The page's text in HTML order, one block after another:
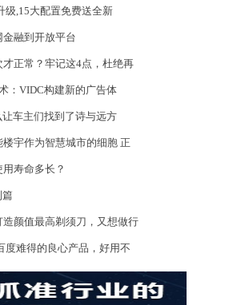
级,15大配置免费送全新
融到开放平台
正常？牢记这4点，杜绝再
：VIDC构建新的广告体
车主们找到了诗与远方
宇作为智慧城市的细胞 正
寿命多长？
篇
颜值最高剃须刀，又想做行
度难得的良心产品，好用不